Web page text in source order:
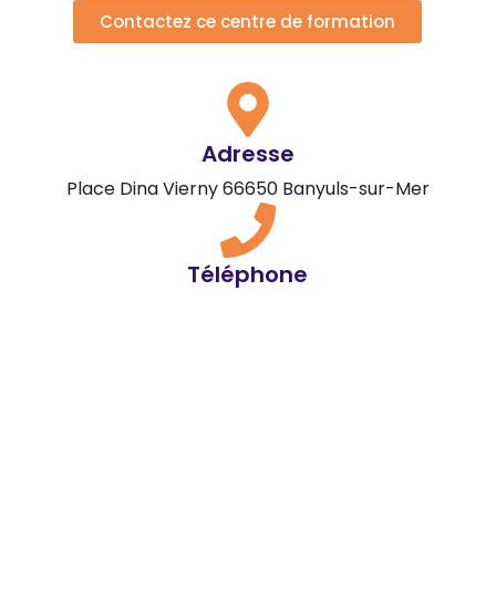
Contactez ce centre de formation
Adresse
Place Dina Vierny 66650 Banyuls-sur-Mer
Téléphone